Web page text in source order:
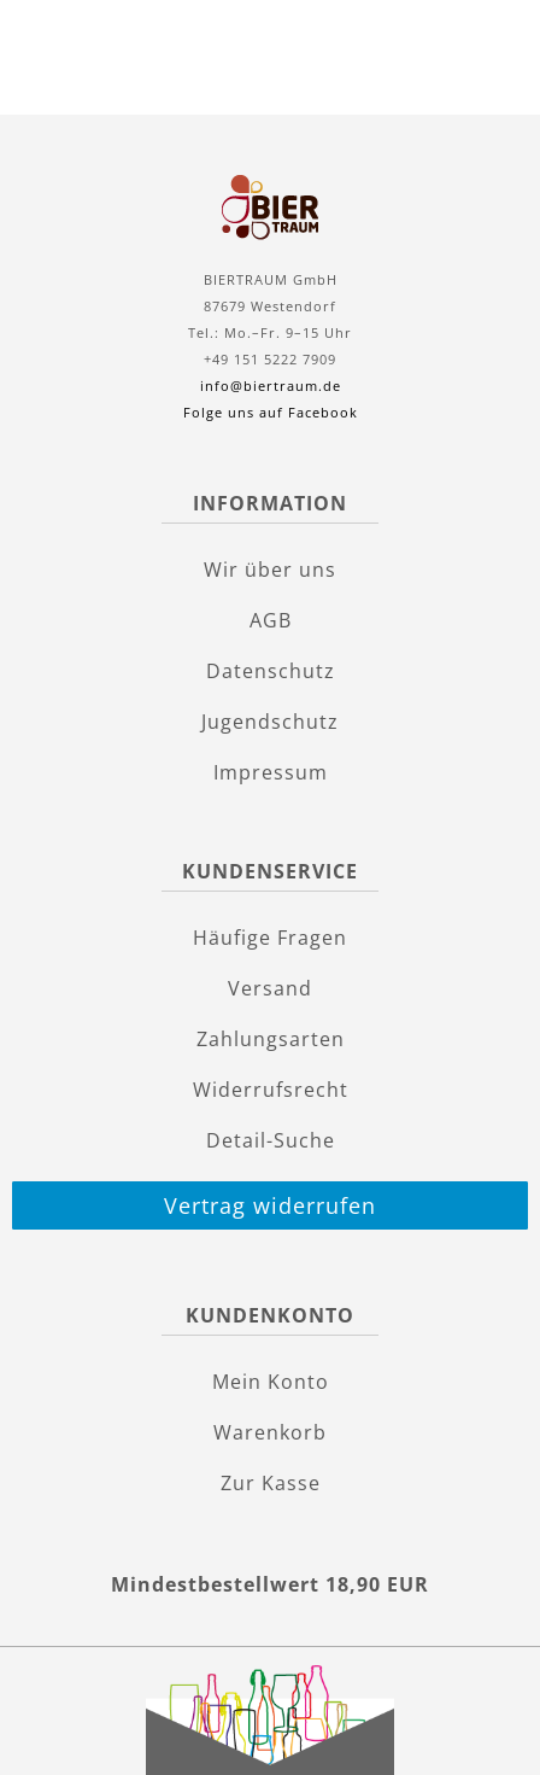
BIERTRAUM GmbH
87679 Westendorf
Tel.: Mo.–Fr. 9–15 Uhr
+49 151 5222 7909
info@biertraum.de
Folge uns auf Facebook
INFORMATION
Wir über uns
AGB
Datenschutz
Jugendschutz
Impressum
KUNDENSERVICE
Häufige Fragen
Versand
Zahlungsarten
Widerrufsrecht
Detail-Suche
Vertrag widerrufen
KUNDENKONTO
Mein Konto
Warenkorb
Zur Kasse
Mindestbestellwert 18,90 EUR